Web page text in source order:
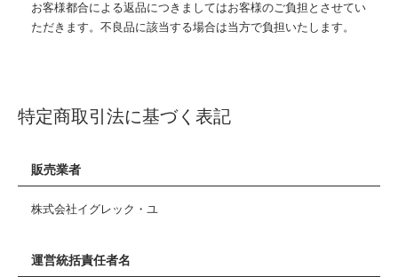
お客様都合による返品につきましてはお客様のご負担とさせてい
ただきます。不良品に該当する場合は当方で負担いたします。
特定商取引法に基づく表記
販売業者
株式会社イグレック・ユ
運営統括責任者名